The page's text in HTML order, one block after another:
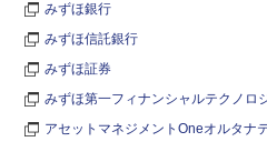
みずほ銀行
みずほ信託銀行
みずほ証券
みずほ第一フィナンシャルテクノロ
アセットマネジメントOneオルタナ